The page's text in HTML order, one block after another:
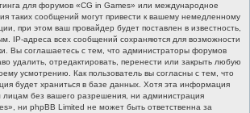
для форумов «CG in Games» или международное
таких сообщений могут привести к вашему немедленному
при этом ваш провайдер будет поставлен в известность,
IP-адреса всех сообщений сохраняются для возможности
Вы соглашаетесь с тем, что администраторы форумов
удалить, отредактировать, перенести или закрыть любую
усмотрению. Как пользователь вы согласны с тем, что
будет храниться в базе данных. Хотя эта информация
лицам без вашего разрешения, ни администрация
ни phpBB Limited не может быть ответственна за